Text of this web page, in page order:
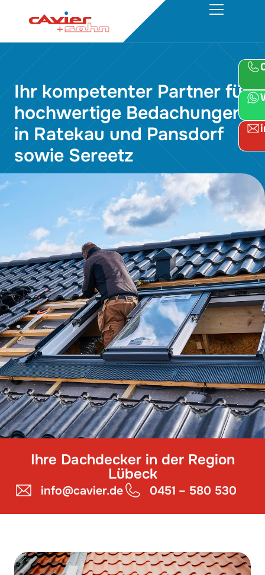
Ihr kompetenter Partner für
hochwertige Bedachungen
in Ratekau und Pansdorf
sowie Sereetz
Ihre Dachdecker in der Region
Lübeck
info@cavier.de 0451 – 580 530